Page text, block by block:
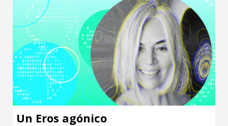
Un Eros agónico